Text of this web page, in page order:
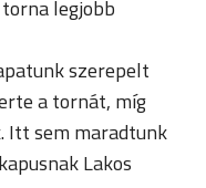
legjobb
szerepelt
a tornát, míg
Itt sem maradtunk
Lakos